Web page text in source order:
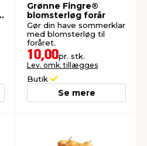
Grønne Fingre®
blomsterløg forår
Gør din have sommerklar
med blomsterløg til
foråret.
10,00pr. stk.
Lev. omk. tillægges
Butik
Se mere